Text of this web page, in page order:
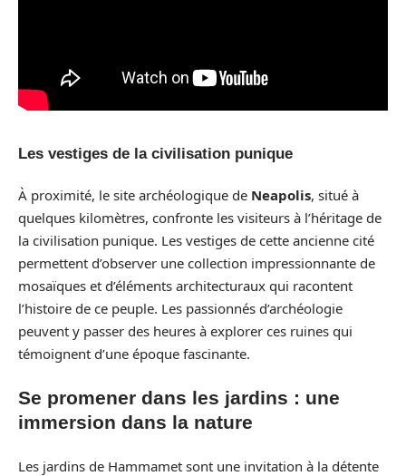
Les vestiges de la civilisation punique
À proximité, le site archéologique de Neapolis, situé à
quelques kilomètres, confronte les visiteurs à l’héritage de
la civilisation punique. Les vestiges de cette ancienne cité
permettent d’observer une collection impressionnante de
mosaïques et d’éléments architecturaux qui racontent
l’histoire de ce peuple. Les passionnés d’archéologie
peuvent y passer des heures à explorer ces ruines qui
témoignent d’une époque fascinante.
Se promener dans les jardins : une
immersion dans la nature
Les jardins de Hammamet sont une invitation à la détente